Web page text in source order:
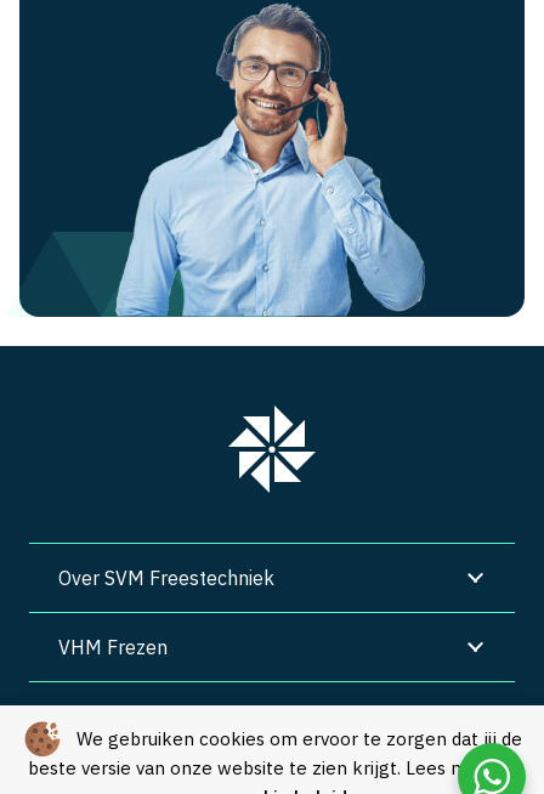
We gebruiken cookies om ervoor te zorgen dat jij de
beste versie van onze website te zien krijgt. Lees meer in
Over SVM Freestechniek
VHM Frezen
Algemene voorwaarden | Privacy